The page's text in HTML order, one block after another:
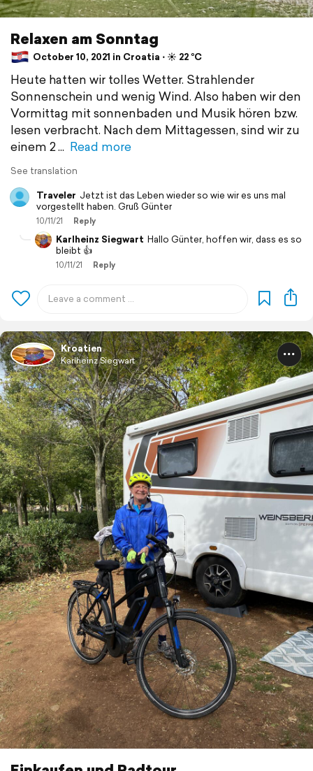
Relaxen am Sonntag
October 10, 2021 in Croatia ⋅ ☀️ 22 °C
Heute hatten wir tolles Wetter. Strahlender
Sonnenschein und wenig Wind. Also haben wir den
Vormittag mit sonnenbaden und Musik hören bzw.
lesen verbracht. Nach dem Mittagessen, sind wir zu
einem 2
Read more
See translation
Traveler Jetzt ist das Leben wieder so wie wir es uns mal
vorgestellt haben. Gruß Günter
10/11/21 Reply
Karlheinz Siegwart Hallo Günter, hoffen wir, dass es so
bleibt 👍
10/11/21 Reply
Kroatien
Karlheinz Siegwart